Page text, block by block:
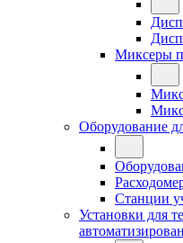
Миксеры
Оборудование
Станции
Установки для